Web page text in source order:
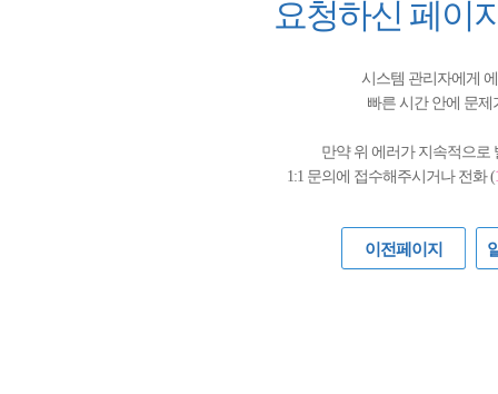
요청하신 페이
시스템 관리자에게
빠른 시간 안에 문
만약 위 에러가 지속적으로
1:1 문의에 접수해주시거나 전화 (
이전페이지